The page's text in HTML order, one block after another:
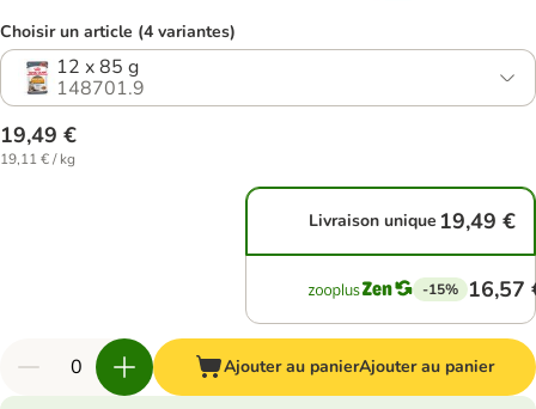
Choisir un article (4 variantes)
12 x 85 g
148701.9
19,49 €
19,11 € / kg
Livraison unique 19,49 €
-15% 16,57
Ajouter au panierAjouter au panier